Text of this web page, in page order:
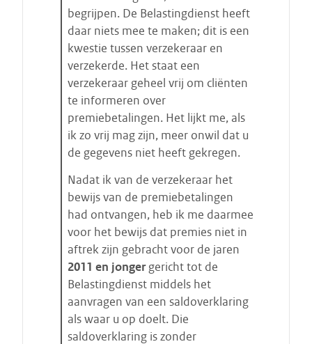
begrijpen. De Belastingdienst heeft
daar niets mee te maken; dit is een
kwestie tussen verzekeraar en
verzekerde. Het staat een
verzekeraar geheel vrij om cliënten
te informeren over
premiebetalingen. Het lijkt me, als
ik zo vrij mag zijn, meer onwil dat u
de gegevens niet heeft gekregen.
Nadat ik van de verzekeraar het
bewijs van de premiebetalingen
had ontvangen, heb ik me daarmee
voor het bewijs dat premies niet in
aftrek zijn gebracht voor de jaren
2011 en jongergericht tot de
Belastingdienst middels het
aanvragen van een saldoverklaring
als waar u op doelt. Die
saldoverklaring is zonder